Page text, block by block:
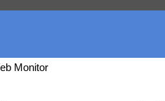
Monitor